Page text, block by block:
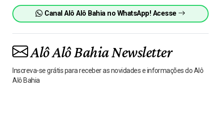
Canal Alô Alô Bahia no WhatsApp! Acesse
Alô Alô Bahia Newsletter
Inscreva-se grátis para receber as novidades e informações do Alô
Alô Bahia